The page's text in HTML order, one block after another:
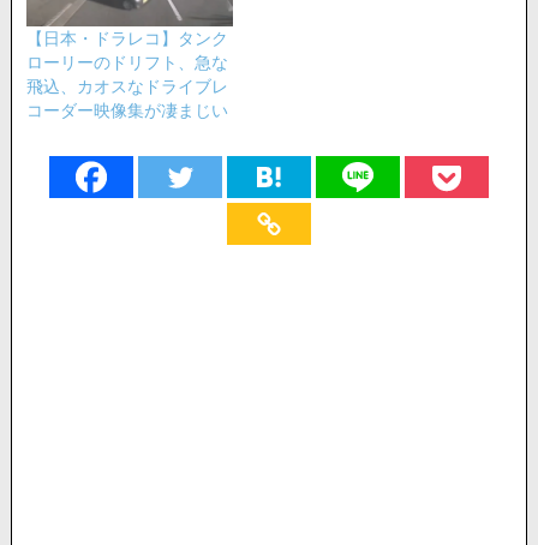
【日本・ドラレコ】タンク
ローリーのドリフト、急な
飛込、カオスなドライブレ
コーダー映像集が凄まじい